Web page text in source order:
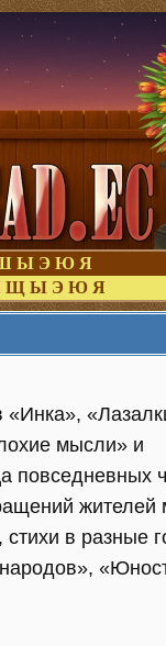
Ы Э Ю Я
Щ Ы Э Ю Я
«Инка»,
мысли» и
повседневных
жителей
стихи в разные